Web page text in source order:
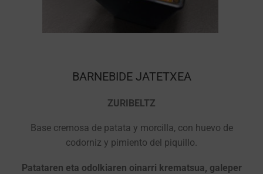
BARNEBIDE JATETXEA
ZURIBELTZ
Base cremosa de patata y morcilla, con huevo de
codorniz y pimiento del piquillo.
Patataren eta odolkiaren oinarri krematsua, galeper